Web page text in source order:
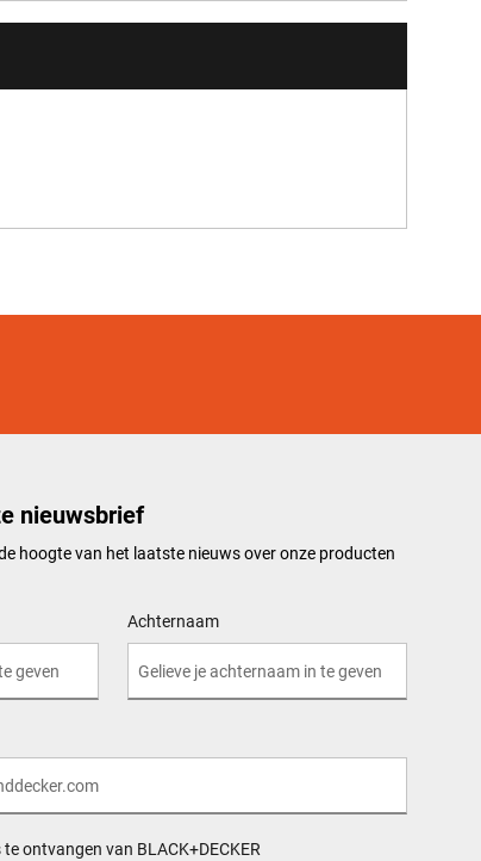
nieuwsbrief
hoogte van het laatste nieuws over onze producten
Achternaam
ontvangen van BLACK+DECKER